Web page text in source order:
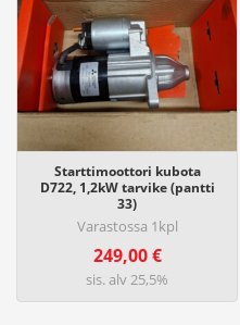
Starttimoottori kubota
D722, 1,2kW tarvike (pantti
33)
Varastossa 1kpl
249,00€
sis. alv 25,5%